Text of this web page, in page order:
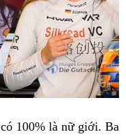
100% là nữ giới. Ba